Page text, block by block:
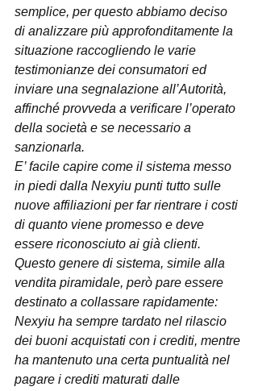
semplice, per questo abbiamo deciso
di analizzare più approfonditamente la
situazione raccogliendo le varie
testimonianze dei consumatori ed
inviare una segnalazione all’Autorità,
affinché provveda a verificare l’operato
della società e se necessario a
sanzionarla.
E’ facile capire come il sistema messo
in piedi dalla Nexyiu punti tutto sulle
nuove affiliazioni per far rientrare i costi
di quanto viene promesso e deve
essere riconosciuto ai già clienti.
Questo genere di sistema, simile alla
vendita piramidale, però pare essere
destinato a collassare rapidamente:
Nexyiu ha sempre tardato nel rilascio
dei buoni acquistati con i crediti, mentre
ha mantenuto una certa puntualità nel
pagare i crediti maturati dalle